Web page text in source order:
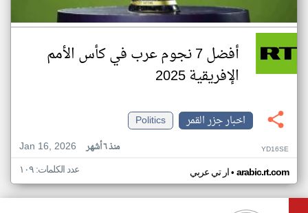
أفضل 7 نجوم عرب في كأس الأمم
الإفريقية 2025
اخبار جزر القمر
Politics
Jan 16, 2026
منذ ٦ أشهر YD16SE
ار تي عربي• arabic.rt.com عدد الكلمات: ١٠٩